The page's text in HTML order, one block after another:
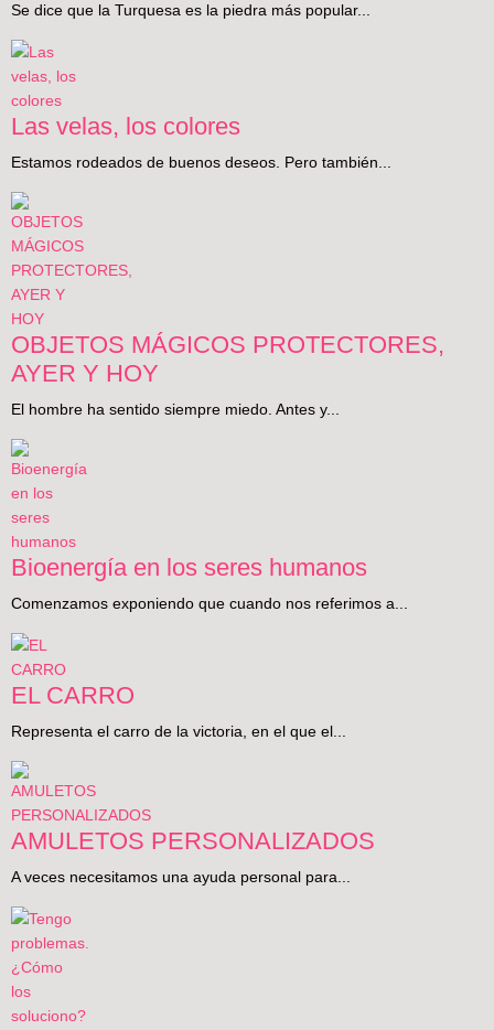
Se dice que la Turquesa es la piedra más popular...
Las velas, los colores
Estamos rodeados de buenos deseos. Pero también...
OBJETOS MÁGICOS PROTECTORES,
AYER Y HOY
El hombre ha sentido siempre miedo. Antes y...
Bioenergía en los seres humanos
Comenzamos exponiendo que cuando nos referimos a...
EL CARRO
Representa el carro de la victoria, en el que el...
AMULETOS PERSONALIZADOS
A veces necesitamos una ayuda personal para...